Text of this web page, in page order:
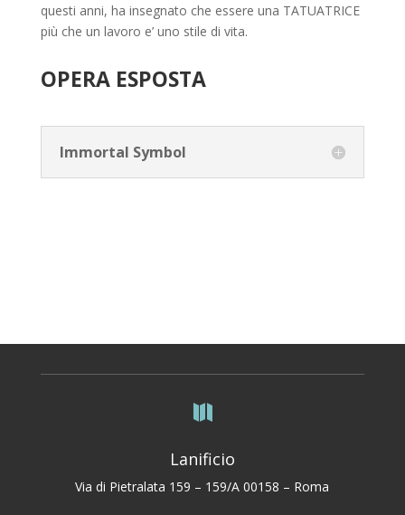
questi anni, ha insegnato che essere una TATUATRICE
più che un lavoro e’ uno stile di vita.
OPERA ESPOSTA
Immortal Symbol

Lanificio
Via di Pietralata 159 – 159/A 00158 – Roma